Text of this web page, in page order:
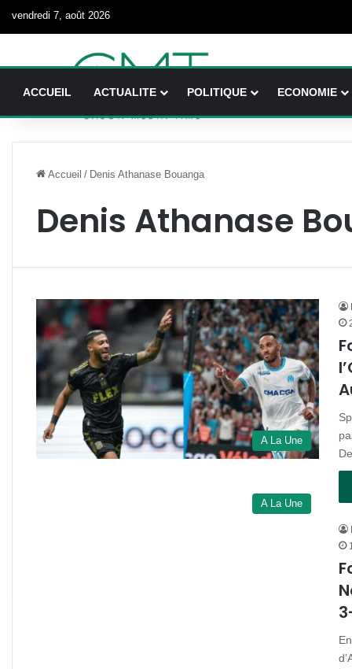
vendredi 7, août 2026
ACCUEIL ACTUALITE POLITIQUE ECONOMIE
Accueil / Denis Athanase Bouanga
Denis Athanase
A La Une
A La Une